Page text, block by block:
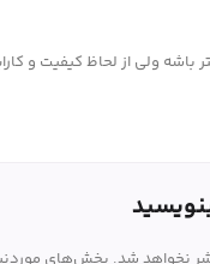
باشه ولی از لحاظ کیفیت و
نخواهد شد. بخش‌های